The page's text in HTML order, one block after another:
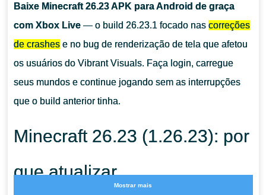
Baixe Minecraft 26.23 APK para Android de graça
com Xbox Live— o build 26.23.1 focado nas correções
de crashese no bug de renderização de tela que afetou
os usuários do Vibrant Visuals. Faça login, carregue
seus mundos e continue jogando sem as interrupções
que o build anterior tinha.
Minecraft 26.23 (1.26.23): por
que atualizar
Mostrar mais